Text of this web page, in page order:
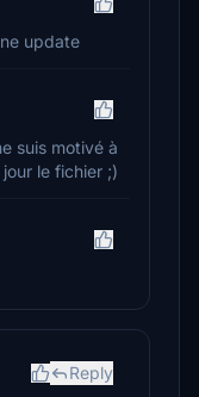
update
suis motivé à
le fichier ;)
Reply